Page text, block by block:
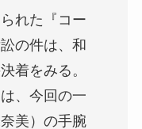
れた『コー
の件は、和
着をみる。
、今回の一
美）の手腕